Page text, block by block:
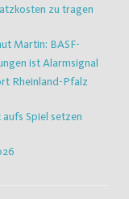
zu tragen
Martin: BASF-
ist Alarmsignal
Rheinland-Pfalz
Spiel setzen